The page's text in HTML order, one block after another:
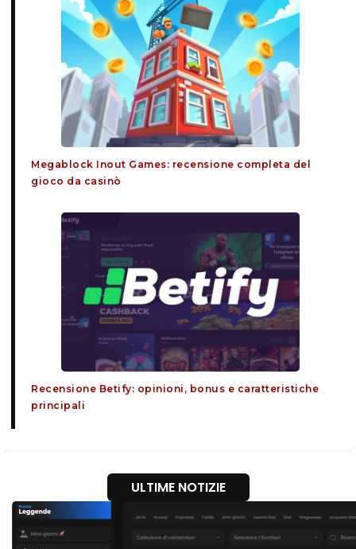
Megablock Inout Games: recensione completa del
gioco da casinò
Recensione Betify: opinioni, bonus e caratteristiche
principali
ULTIME NOTIZIE